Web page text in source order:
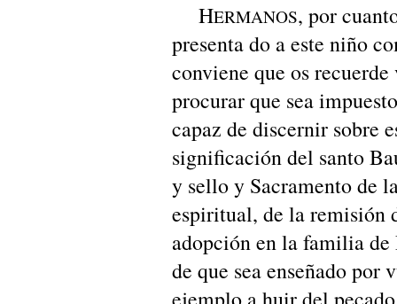
HERMANOS, por
presenta do a este niño
conviene que os
procurar que sea
capaz de discernir sobre
significación del santo
y sello y Sacramento de
espiritual, de la remisión
adopción en la familia
de que sea enseñado por